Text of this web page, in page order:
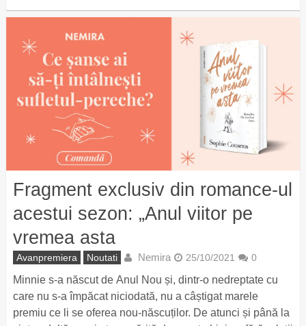
Fragment exclusiv din romance-ul
acestui sezon: „Anul viitor pe
vremea asta
Avanpremiera Noutati Nemira 25/10/2021 0
Minnie s-a născut de Anul Nou și, dintr-o nedreptate cu
care nu s-a împăcat niciodată, nu a câștigat marele
premiu ce li se oferea nou-născuților. De atunci și până la